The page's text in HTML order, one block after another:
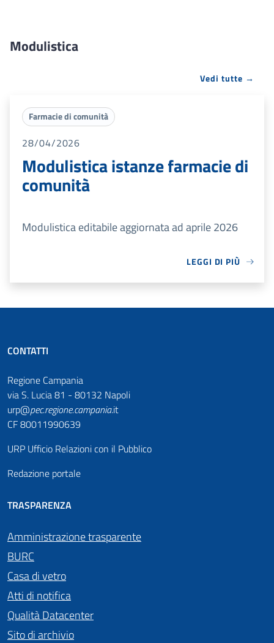
Modulistica
Vedi tutte →
Farmacie di comunità
28/04/2026
Modulistica istanze farmacie di
comunità
Modulistica editabile aggiornata ad aprile 2026
LEGGI DI PIÙ
CONTATTI
Regione Campania
via S. Lucia 81 - 80132 Napoli
urp@pec.regione.campania.it
CF 80011990639
URP Ufficio Relazioni con il Pubblico
Redazione portale
TRASPARENZA
Amministrazione trasparente
BURC
Casa di vetro
Atti di notifica
Qualità Datacenter
Sito di archivio